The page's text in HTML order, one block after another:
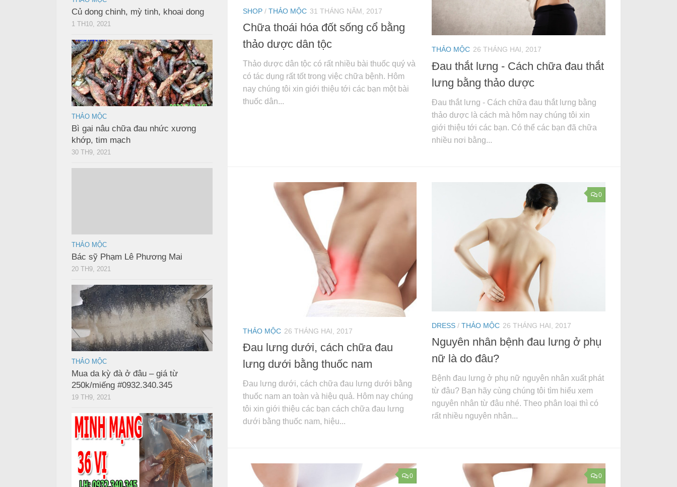
SHOP / THẢO MỘC 31 THÁNG NĂM, 2017
Chữa thoái hóa đốt sống cổ bằng
thảo dược dân tộc
Thảo dược dân tộc có rất nhiều bài thuốc quý và
có tác dụng rất tốt trong việc chữa bệnh. Hôm
nay chúng tôi xin giới thiệu tới các bạn một bài
thuốc dân...
THẢO MỘC 26 THÁNG HAI, 2017
Đau thắt lưng - Cách chữa đau thắt
lưng bằng thảo dược
Đau thắt lưng - Cách chữa đau thắt lưng bằng
thảo dược là cách mà hôm nay chúng tôi xin
giới thiệu tới các bạn. Có thể các bạn đã chữa
nhiều nơi bằng...
THẢO MỘC 26 THÁNG HAI, 2017
Đau lưng dưới, cách chữa đau
lưng dưới bằng thuốc nam
Đau lưng dưới, cách chữa đau lưng dưới bằng
thuốc nam an toàn và hiệu quả. Hôm nay chúng
tôi xin giới thiệu các bạn cách chữa đau lưng
dưới bằng thuốc nam, hiệu...
0
DRESS / THẢO MỘC 26 THÁNG HAI, 2017
Nguyên nhân bệnh đau lưng ở phụ
nữ là do đâu?
Bệnh đau lưng ở phụ nữ nguyên nhân xuất phát
từ đâu? Bạn hãy cùng chúng tôi tìm hiểu xem
nguyên nhân từ đâu nhé. Theo phân loại thì có
rất nhiều nguyên nhân...
0 0
Củ dong chinh, mỳ tinh, khoai dong
1 TH10, 2021
THẢO MỘC
Bì gai nâu chữa đau nhức xương
khớp, tim mạch
30 TH9, 2021
THẢO MỘC
Bác sỹ Phạm Lê Phương Mai
20 TH9, 2021
THẢO MỘC
Mua da kỳ đà ở đâu – giá từ
250k/miếng #0932.340.345
19 TH9, 2021